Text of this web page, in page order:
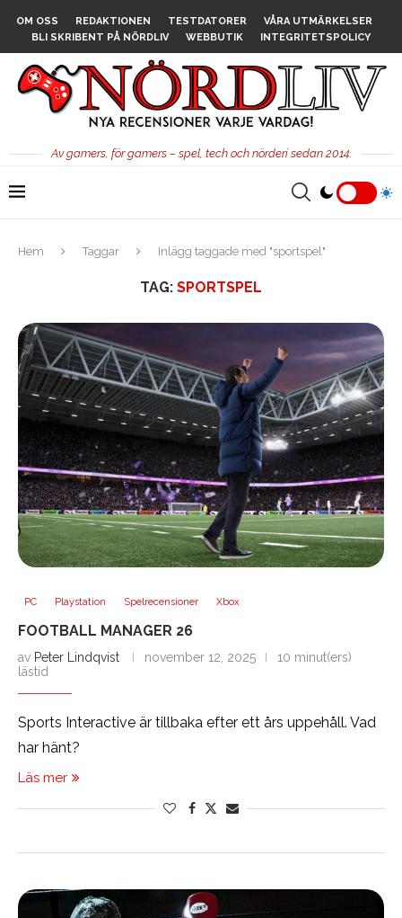
OM OSS REDAKTIONEN TESTDATORER
VÅRA UTMÄRKELSER
BLI SKRIBENT PÅ NÖRDLIV
WEBBUTIK INTEGRITETSPOLICY
Av gamers, för gamers – spel, tech och nörderi sedan 2014.
Hem Taggar Inlägg taggade med "sportspel"
TAG: SPORTSPEL
PC Playstation Spelrecensioner Xbox
FOOTBALL MANAGER 26
av Peter Lindqvist november 12, 2025
10 minut(ers)
lästid
Sports Interactive är tillbaka efter ett års uppehåll. Vad
har hänt?
Läs mer